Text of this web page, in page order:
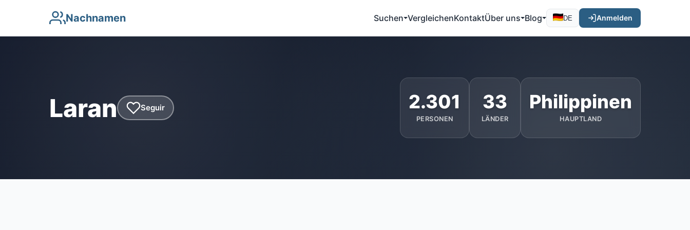
Nachnamen Suchen VergleichenKontaktÜber uns Blog DE Anmelden
Laran Seguir 2.301
PERSONEN
33
LÄNDER
Philippinen
HAUPTLAND